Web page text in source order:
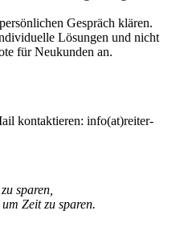
Gespräch klären.
Lösungen und nicht
für Neukunden an.
kontaktieren: info(at)reiter-
sparen,
Zeit zu sparen.